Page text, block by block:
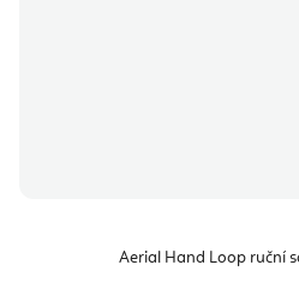
Aerial Hand Loop ruční